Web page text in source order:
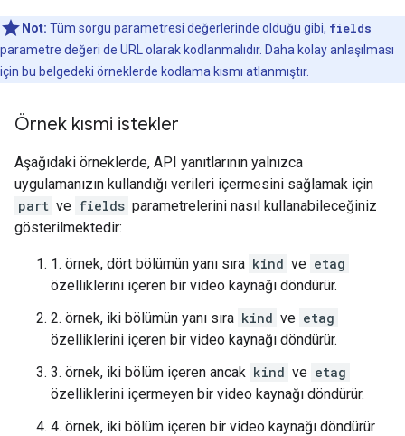
Not: Tüm sorgu parametresi değerlerinde olduğu gibi, fields
parametre değeri de URL olarak kodlanmalıdır. Daha kolay anlaşılması
için bu belgedeki örneklerde kodlama kısmı atlanmıştır.
Örnek kısmi istekler
Aşağıdaki örneklerde, API yanıtlarının yalnızca
uygulamanızın kullandığı verileri içermesini sağlamak için
part ve fields parametrelerini nasıl kullanabileceğiniz
gösterilmektedir:
1. örnek, dört bölümün yanı sıra kind ve etag
özelliklerini içeren bir video kaynağı döndürür.
2. örnek, iki bölümün yanı sıra kind ve etag
özelliklerini içeren bir video kaynağı döndürür.
3. örnek, iki bölüm içeren ancak kind ve etag
özelliklerini içermeyen bir video kaynağı döndürür.
4. örnek, iki bölüm içeren bir video kaynağı döndürür